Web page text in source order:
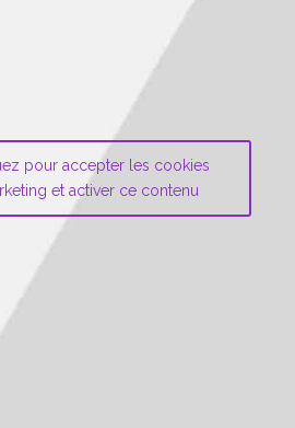
pour accepter les cookies
et activer ce contenu